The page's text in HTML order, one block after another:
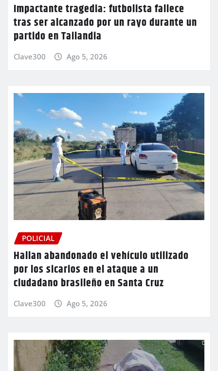
Impactante tragedia: futbolista fallece
tras ser alcanzado por un rayo durante un
partido en Tailandia
Clave300 Ago 5, 2026
POLICIAL
Hallan abandonado el vehículo utilizado
por los sicarios en el ataque a un
ciudadano brasileño en Santa Cruz
Clave300 Ago 5, 2026